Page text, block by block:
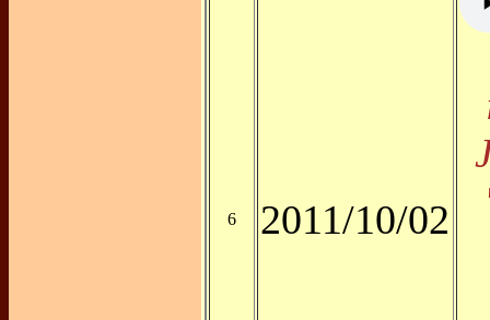
6 2011/10/02